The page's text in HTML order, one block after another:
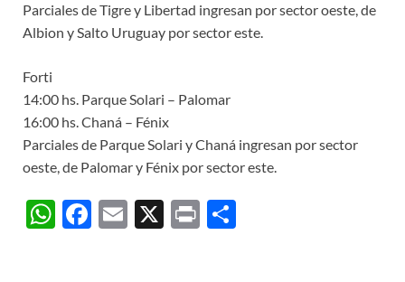
Parciales de Tigre y Libertad ingresan por sector oeste, de
Albion y Salto Uruguay por sector este.
Forti
14:00 hs. Parque Solari – Palomar
16:00 hs. Chaná – Fénix
Parciales de Parque Solari y Chaná ingresan por sector
oeste, de Palomar y Fénix por sector este.
W F
E
X
P